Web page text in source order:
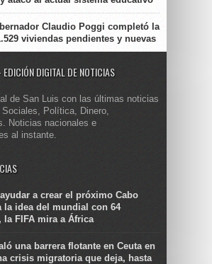
Claudio Poggi completó la
viviendas pendientes y nuevas
DIGITAL DE NOTICIAS
de San Luis con las últimas noticias
Política, Dinero,
Noticias nacionales e
al instante.
a crear el próximo Cabo
la idea del mundial con 64
la FIFA mira a África
una barrera flotante en Ceuta en
crisis migratoria que deja, hasta